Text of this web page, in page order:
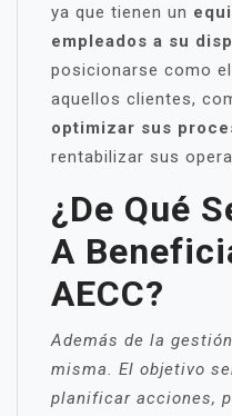
ya que tienen un
empleados a su
posicionarse como
aquellos clientes,
optimizar sus
rentabilizar sus
¿De Qué
A
AECC?
Además de la
misma. El objetivo
planificar acciones,